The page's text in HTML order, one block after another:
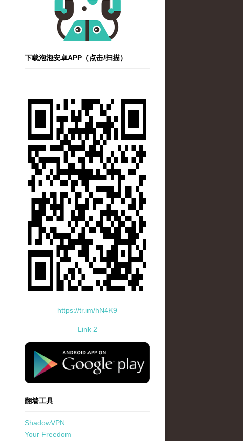
下载泡泡安卓APP（点击/扫描）
https://tr.im/hN4K9
Link 2
standard-icon-googleplay-app-store.png
翻墙工具
ShadowVPN
Your Freedom